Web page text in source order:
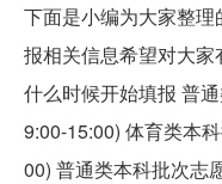
下面是小编为大家整
报相关信息希望对大
什么时候开始填报 普
9:00-15:00) 体育类本
00) 普通类本科批次志